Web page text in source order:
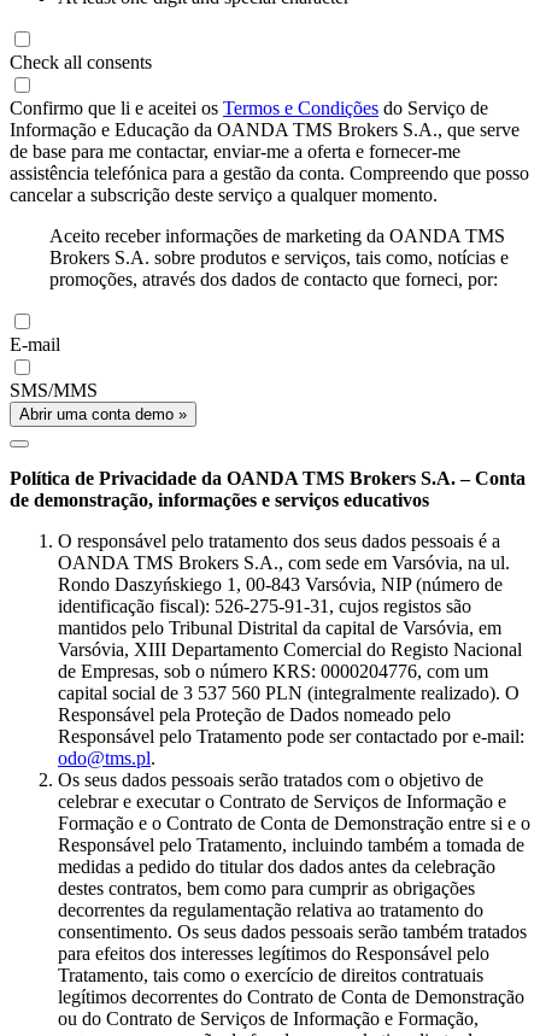
Check all consents
Confirmo que li e aceitei os Termos e Condições do Serviço de
Informação e Educação da OANDA TMS Brokers S.A., que serve
de base para me contactar, enviar-me a oferta e fornecer-me
assistência telefónica para a gestão da conta. Compreendo que posso
cancelar a subscrição deste serviço a qualquer momento.
Aceito receber informações de marketing da OANDA TMS
Brokers S.A. sobre produtos e serviços, tais como, notícias e
promoções, através dos dados de contacto que forneci, por:
E-mail
SMS/MMS
Abrir uma conta demo »
Política de Privacidade da OANDA TMS Brokers S.A. – Conta
de demonstração, informações e serviços educativos
O responsável pelo tratamento dos seus dados pessoais é a
OANDA TMS Brokers S.A., com sede em Varsóvia, na ul.
Rondo Daszyńskiego 1, 00-843 Varsóvia, NIP (número de
identificação fiscal): 526-275-91-31, cujos registos são
mantidos pelo Tribunal Distrital da capital de Varsóvia, em
Varsóvia, XIII Departamento Comercial do Registo Nacional
de Empresas, sob o número KRS: 0000204776, com um
capital social de 3 537 560 PLN (integralmente realizado). O
Responsável pela Proteção de Dados nomeado pelo
Responsável pelo Tratamento pode ser contactado por e-mail:
odo@tms.pl.
Os seus dados pessoais serão tratados com o objetivo de
celebrar e executar o Contrato de Serviços de Informação e
Formação e o Contrato de Conta de Demonstração entre si e o
Responsável pelo Tratamento, incluindo também a tomada de
medidas a pedido do titular dos dados antes da celebração
destes contratos, bem como para cumprir as obrigações
decorrentes da regulamentação relativa ao tratamento do
consentimento. Os seus dados pessoais serão também tratados
para efeitos dos interesses legítimos do Responsável pelo
Tratamento, tais como o exercício de direitos contratuais
legítimos decorrentes do Contrato de Conta de Demonstração
ou do Contrato de Serviços de Informação e Formação,